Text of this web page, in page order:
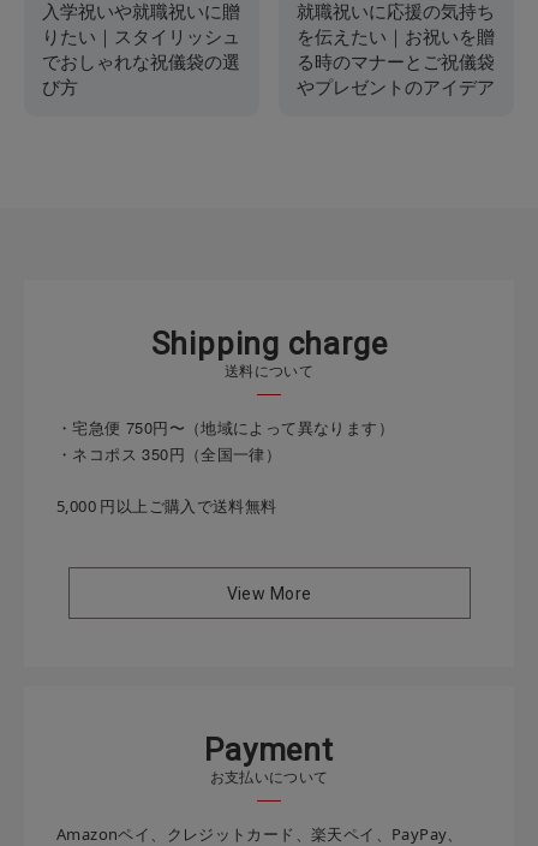
入学祝いや就職祝いに贈
りたい｜スタイリッシュ
でおしゃれな祝儀袋の選
び方
就職祝いに応援の気持ち
を伝えたい｜お祝いを贈
る時のマナーとご祝儀袋
やプレゼントのアイデア
Shipping charge
送料について
・宅急便 750円〜（地域によって異なります）
・ネコポス 350円（全国一律）
5,000 円以上ご購入で送料無料
View More
Payment
お支払いについて
Amazonペイ、クレジットカード、楽天ペイ、PayPay、